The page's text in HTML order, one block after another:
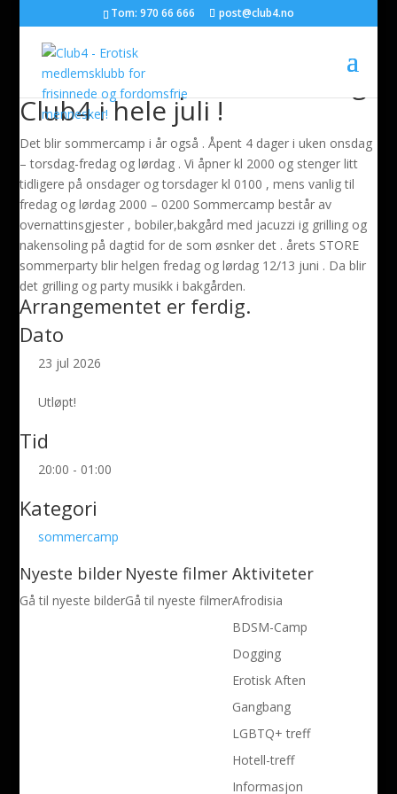
Tom: 970 66 666 post@club4.no
Sommercamp i Afrodisia og
Club4 i hele juli !
Det blir sommercamp i år også . Åpent 4 dager i uken onsdag
– torsdag-fredag og lørdag . Vi åpner kl 2000 og stenger litt
tidligere på onsdager og torsdager kl 0100 , mens vanlig til
fredag og lørdag 2000 – 0200 Sommercamp består av
overnattinsgjester , bobiler,bakgård med jacuzzi ig grilling og
nakensoling på dagtid for de som øsnker det . årets STORE
sommerparty blir helgen fredag og lørdag 12/13 juni . Da blir
det grilling og party musikk i bakgården.
Arrangementet er ferdig.
Dato
23 jul 2026
Utløpt!
Tid
20:00 - 01:00
Kategori
sommercamp
Nyeste bilder
Gå til nyeste bilder
Nyeste filmer
Gå til nyeste filmer
Aktiviteter
Afrodisia
BDSM-Camp
Dogging
Erotisk Aften
Gangbang
LGBTQ+ treff
Hotell-treff
Informasjon